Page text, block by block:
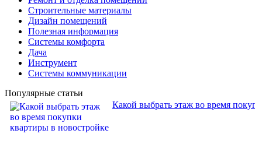
Строительные материалы
Дизайн помещений
Полезная информация
Системы комфорта
Дача
Инструмент
Системы коммуникации
Популярные статьи
Какой выбрать этаж во время